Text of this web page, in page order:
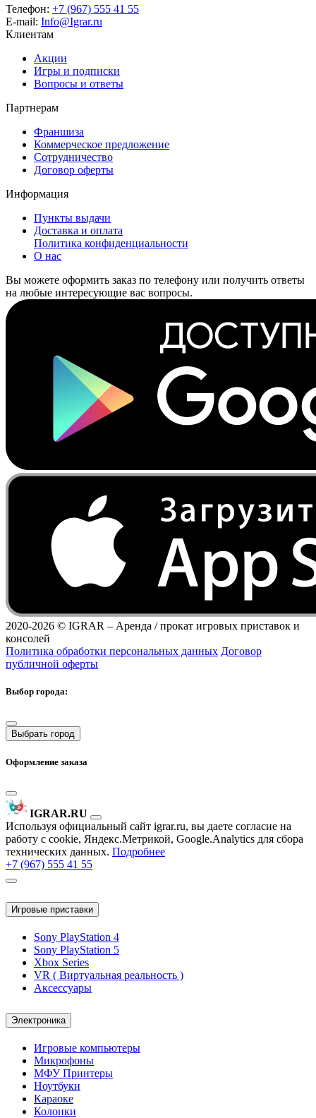
Телефон: +7 (967) 555 41 55
E-mail: Info@Igrar.ru
Клиентам
Акции
Игры и подписки
Вопросы и ответы
Партнерам
Франшиза
Коммерческое предложение
Сотрудничество
Договор оферты
Информация
Пункты выдачи
Доставка и оплата
Политика конфиденциальности
О нас
Вы можете оформить заказ по телефону или получить ответы
на любые интересующие вас вопросы.
2020-2026 © IGRAR – Аренда / прокат игровых приставок и
консолей
Политика обработки персональных данных Договор
публичной оферты
Выбор города:
Выбрать город
Оформление заказа
IGRAR.RU
Используя официальный сайт igrar.ru, вы даете согласие на
работу с cookie, Яндекс.Метрикой, Google.Analytics для сбора
технических данных. Подробнее
+7 (967) 555 41 55
Игровые приставки
Sony PlayStation 4
Sony PlayStation 5
Xbox Series
VR ( Виртуальная реальность )
Аксессуары
Электроника
Игровые компьютеры
Микрофоны
МФУ Принтеры
Ноутбуки
Караоке
Колонки